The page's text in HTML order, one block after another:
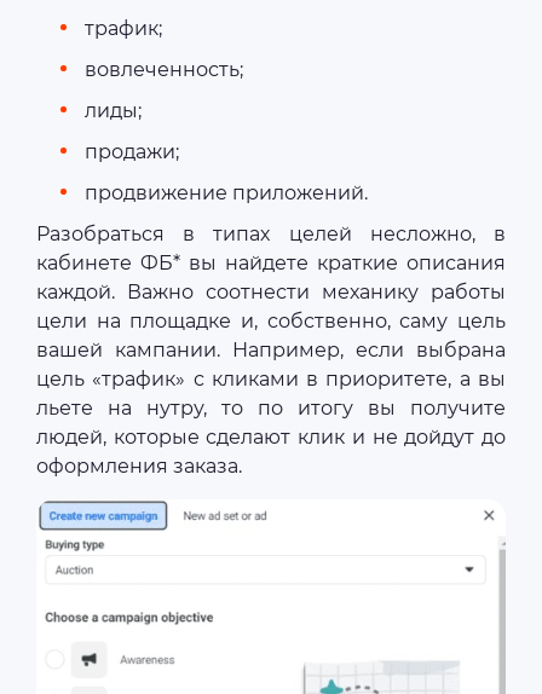
трафик;
вовлеченность;
лиды;
продажи;
продвижение приложений.
Разобраться в типах целей несложно, в
кабинете ФБ* вы найдете краткие описания
каждой. Важно соотнести механику работы
цели на площадке и, собственно, саму цель
вашей кампании. Например, если выбрана
цель «трафик» с кликами в приоритете, а вы
льете на нутру, то по итогу вы получите
людей, которые сделают клик и не дойдут до
оформления заказа.